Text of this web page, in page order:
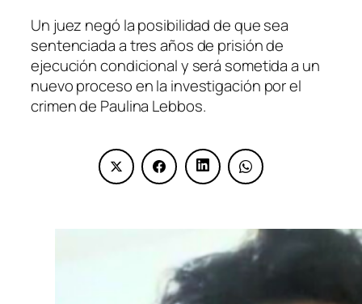
Un juez negó la posibilidad de que sea
sentenciada a tres años de prisión de
ejecución condicional y será sometida a un
nuevo proceso en la investigación por el
crimen de Paulina Lebbos.